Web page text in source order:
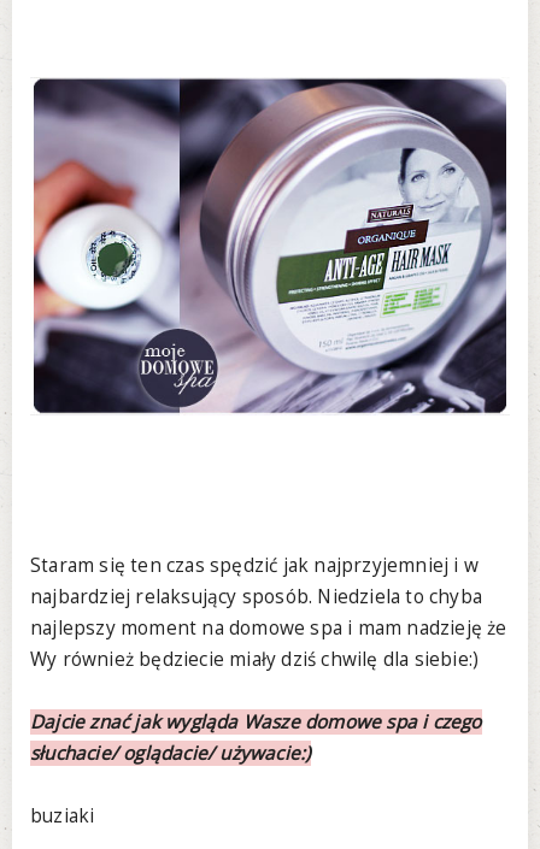
Staram się ten czas spędzić jak najprzyjemniej i w
najbardziej relaksujący sposób. Niedziela to chyba
najlepszy moment na domowe spa i mam nadzieję że
Wy również będziecie miały dziś chwilę dla siebie:)
Dajcie znać jak wygląda Wasze domowe spa i czego
słuchacie/ oglądacie/ używacie:)
buziaki